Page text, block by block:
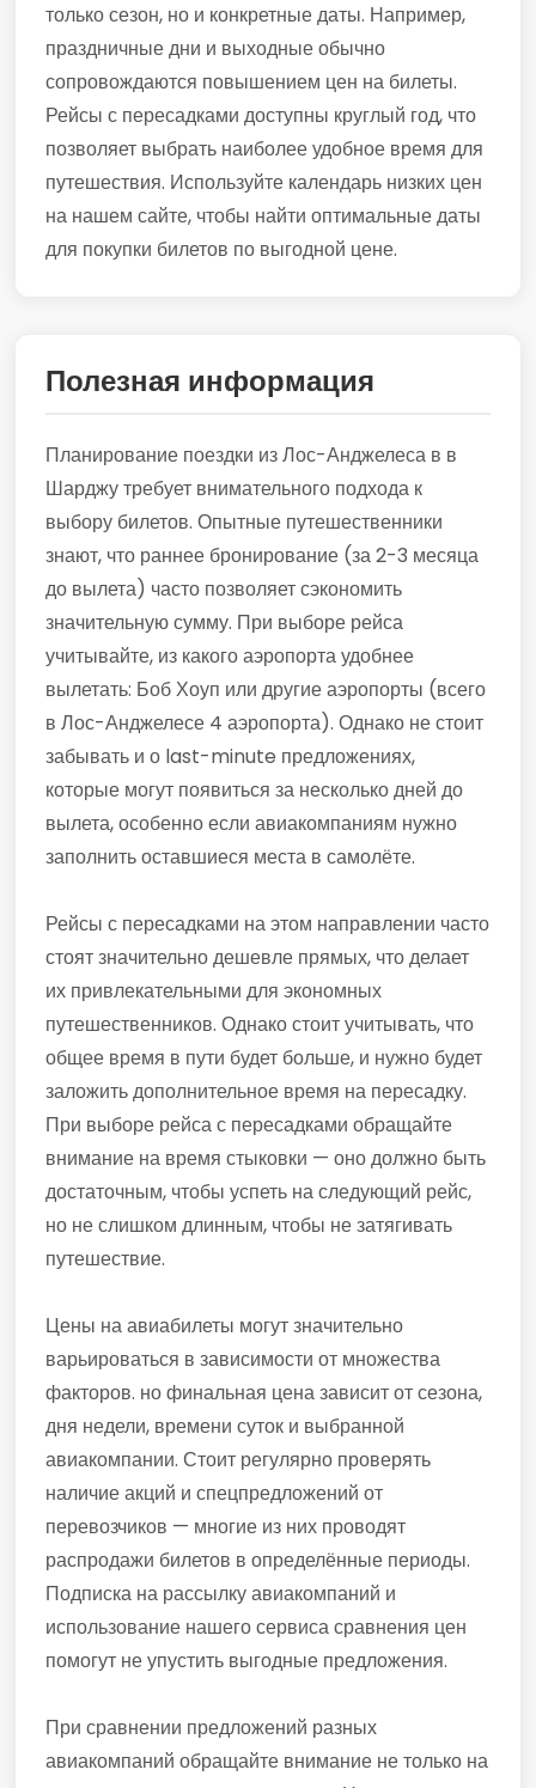
только сезон, но и конкретные даты. Например,
праздничные дни и выходные обычно
сопровождаются повышением цен на билеты.
Рейсы с пересадками доступны круглый год, что
позволяет выбрать наиболее удобное время для
путешествия. Используйте календарь низких цен
на нашем сайте, чтобы найти оптимальные даты
для покупки билетов по выгодной цене.
Полезная информация
Планирование поездки из Лос-Анджелеса в в
Шарджу требует внимательного подхода к
выбору билетов. Опытные путешественники
знают, что раннее бронирование (за 2-3 месяца
до вылета) часто позволяет сэкономить
значительную сумму. При выборе рейса
учитывайте, из какого аэропорта удобнее
вылетать: Боб Хоуп или другие аэропорты (всего
в Лос-Анджелесе 4 аэропорта). Однако не стоит
забывать и о last-minute предложениях,
которые могут появиться за несколько дней до
вылета, особенно если авиакомпаниям нужно
заполнить оставшиеся места в самолёте.
Рейсы с пересадками на этом направлении часто
стоят значительно дешевле прямых, что делает
их привлекательными для экономных
путешественников. Однако стоит учитывать, что
общее время в пути будет больше, и нужно будет
заложить дополнительное время на пересадку.
При выборе рейса с пересадками обращайте
внимание на время стыковки — оно должно быть
достаточным, чтобы успеть на следующий рейс,
но не слишком длинным, чтобы не затягивать
путешествие.
Цены на авиабилеты могут значительно
варьироваться в зависимости от множества
факторов. но финальная цена зависит от сезона,
дня недели, времени суток и выбранной
авиакомпании. Стоит регулярно проверять
наличие акций и спецпредложений от
перевозчиков — многие из них проводят
распродажи билетов в определённые периоды.
Подписка на рассылку авиакомпаний и
использование нашего сервиса сравнения цен
помогут не упустить выгодные предложения.
При сравнении предложений разных
авиакомпаний обращайте внимание не только на